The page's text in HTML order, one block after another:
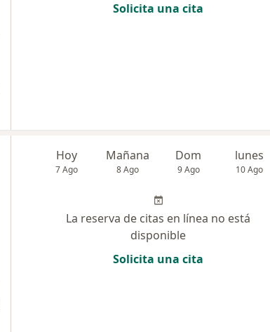
Solicita una cita
Hoy
7 Ago
Mañana
8 Ago
Dom
9 Ago
lunes
10 Ago
La reserva de citas en línea no está
disponible
Solicita una cita